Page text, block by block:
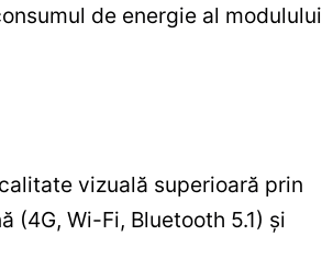
de energie al modulului
vizuală superioară prin
(4G, Wi-Fi, Bluetooth 5.1) și